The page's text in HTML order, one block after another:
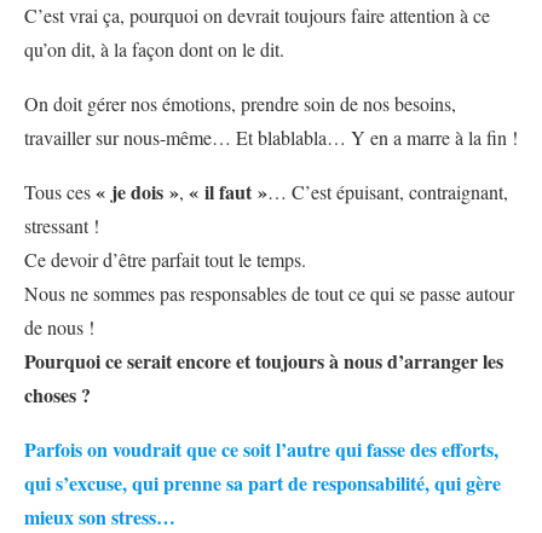
C’est vrai ça, pourquoi on devrait toujours faire attention à ce
qu’on dit, à la façon dont on le dit.
On doit gérer nos émotions, prendre soin de nos besoins,
travailler sur nous-même… Et blablabla… Y en a marre à la fin !
Tous ces« je dois », « il faut »… C’est épuisant, contraignant,
stressant !
Ce devoir d’être parfait tout le temps.
Nous ne sommes pas responsables de tout ce qui se passe autour
de nous !
Pourquoi ce serait encore et toujours à nous d’arranger les
choses ?
Parfois on voudrait que ce soit l’autre qui fasse des efforts,
qui s’excuse, qui prenne sa part de responsabilité, qui gère
mieux son stress…